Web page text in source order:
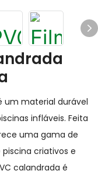
um material durável
infláveis. Feita
uma gama de
criativos e
calandrada é